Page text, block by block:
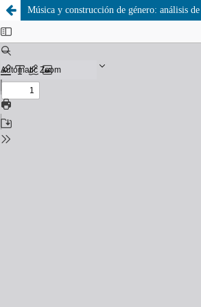
Música y construcción de género: análisis